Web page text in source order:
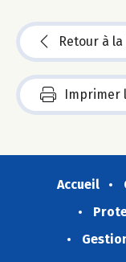
Retour à
Imprimer
Accueil